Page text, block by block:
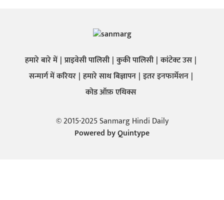
हमारे बारे में प्राइवेसी पालिसी कुकी पालिसी कांटेक्ट उस
सन्मार्ग में करियर हमारे साथ बिज्ञापन इतर इनफार्मेशन
कोड ऑफ़ एथिक्स
© 2015-2025 Sanmarg Hindi Daily
Powered byQuintype